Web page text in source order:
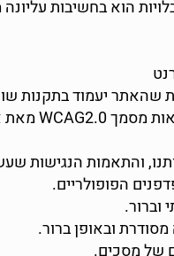
הוא בחשיבות
והתאמות הנגישות
הפופולריים.
וברור.
ובאופן ברור.
של מסכים.